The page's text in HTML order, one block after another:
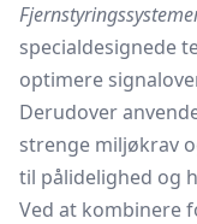
specialdesignede
optimere
Derudover
strenge miljøkrav
til pålidelighed og
Ved at kombinere